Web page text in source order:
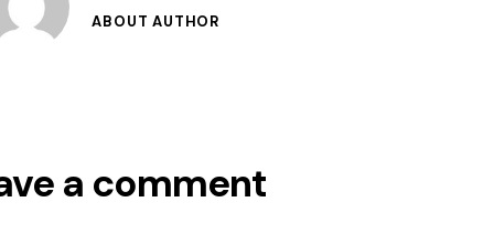
ABOUT AUTHOR
a comment